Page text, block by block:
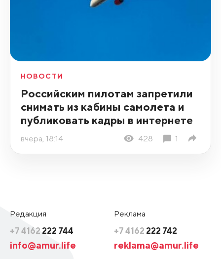
НОВОСТИ
Российским пилотам запретили
снимать из кабины самолета и
публиковать кадры в интернете
вчера, 18:14 428 1
Редакция
+7 4162 222 744
info@amur.life
Реклама
+7 4162 222 742
reklama@amur.life